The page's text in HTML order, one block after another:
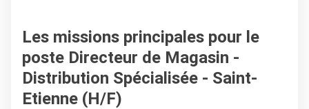
Les missions principales pour le
poste Directeur de Magasin -
Distribution Spécialisée - Saint-
Etienne (H/F)